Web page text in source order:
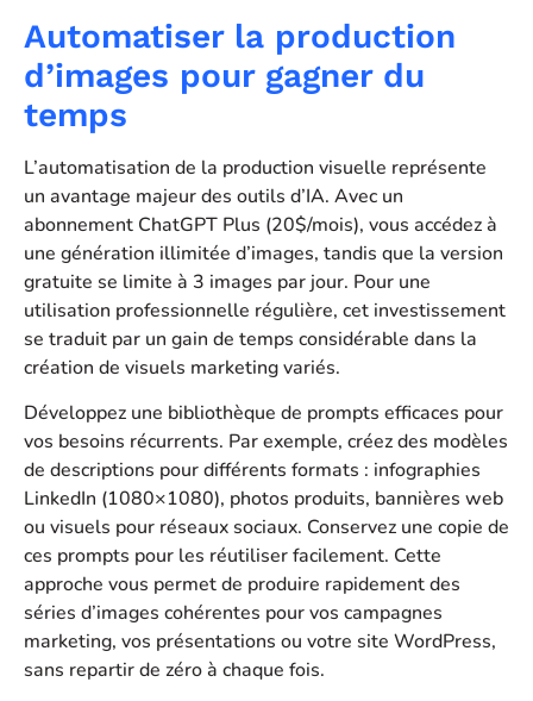
Automatiser la production
d’images pour gagner du
temps
L’automatisation de la production visuelle représente
un avantage majeur des outils d’IA. Avec un
abonnement ChatGPT Plus (20$/mois), vous accédez à
une génération illimitée d’images, tandis que la version
gratuite se limite à 3 images par jour. Pour une
utilisation professionnelle régulière, cet investissement
se traduit par un gain de temps considérable dans la
création de visuels marketing variés.
Développez une bibliothèque de prompts efficaces pour
vos besoins récurrents. Par exemple, créez des modèles
de descriptions pour différents formats : infographies
LinkedIn (1080×1080), photos produits, bannières web
ou visuels pour réseaux sociaux. Conservez une copie de
ces prompts pour les réutiliser facilement. Cette
approche vous permet de produire rapidement des
séries d’images cohérentes pour vos campagnes
marketing, vos présentations ou votre site WordPress,
sans repartir de zéro à chaque fois.